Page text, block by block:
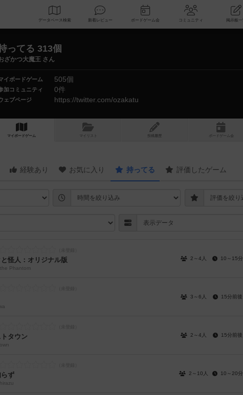
データベース 検索 新着レビュー ボードゲーム会 コミュニティ
ってる 313個
ざかつ大魔王 さん
イボードゲーム 505個
加コミュニティ 0件
ェブページ https://twitter.com/ozakatu
マイボードゲーム マイリスト 投稿履歴 ボ ドゲ ーム
経験あり お気に入り 持ってる 評価したゲーム
と怪人：オリジナル版
Phantom
2～4人 10～15分
3～6人 15分前後
タウン 2～4人 15分前後
ず 2～10人 10～20分